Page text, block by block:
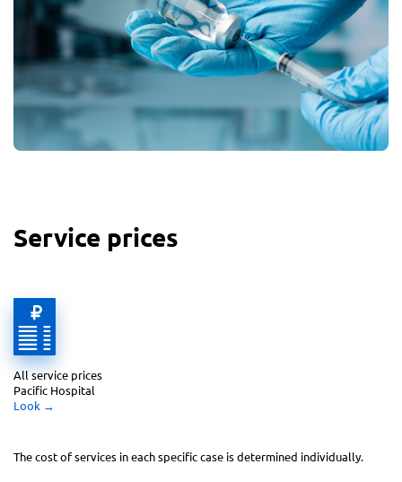
Service prices
The cost of services in each specific case is determined individually.
All service prices
Pacific Hospital
Look →